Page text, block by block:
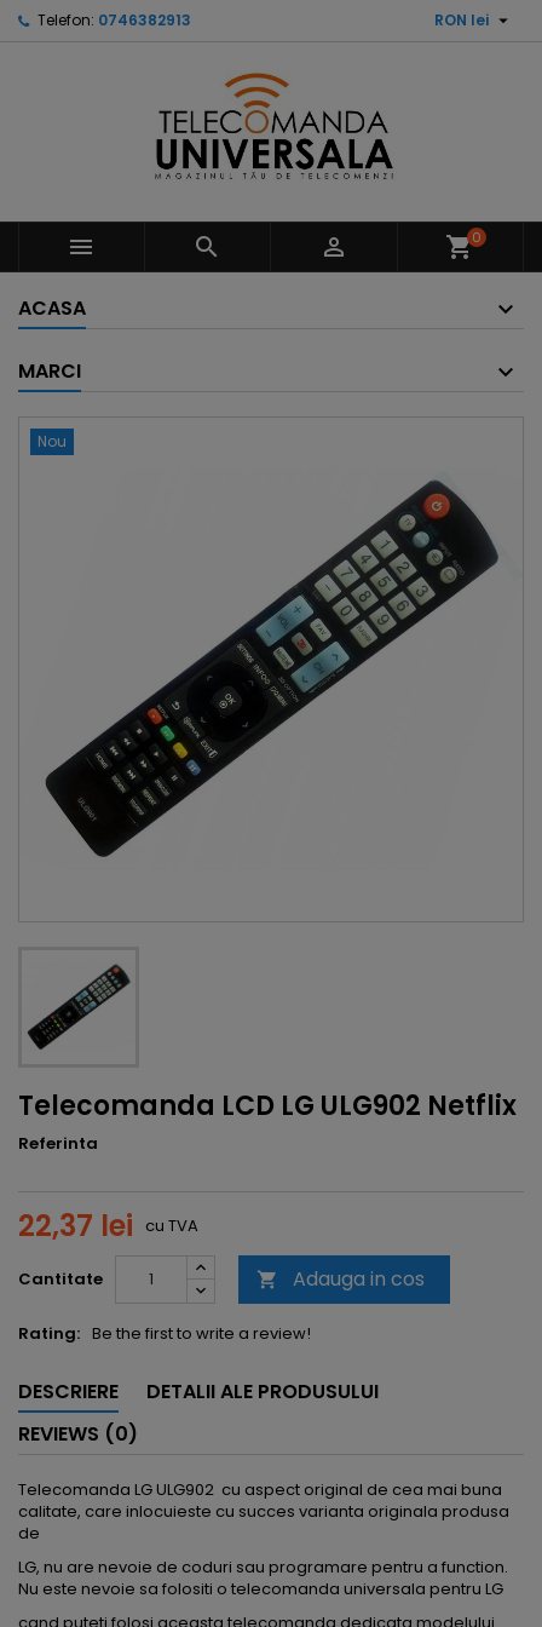
Telefon: 0746382913 RON lei 
   shopping_cart0
ACASA
MARCI
Nou
Telecomanda LCD LG ULG902 Netflix
Referinta
22,37 lei cu TVA
Cantitate  Adauga in cos
Rating: Be the first to write a review!
DESCRIERE
DETALII ALE PRODUSULUI
REVIEWS (0)
Telecomanda LG ULG902 cu aspect original de cea mai buna
calitate, care inlocuieste cu succes varianta originala produsa
de
LG, nu are nevoie de coduri sau programare pentru a function.
Nu este nevoie sa folositi o telecomanda universala pentru LG